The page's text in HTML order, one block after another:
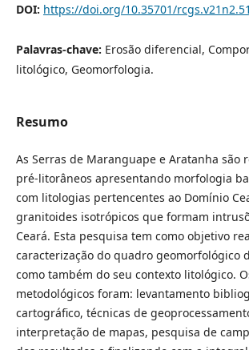
DOI: https://doi.org/10.35701/
Palavras-chave: Erosão diferencial,
litológico, Geomorfologia.
Resumo
As Serras de Maranguape e Aratanha são
pré-litorâneos apresentando morfologia
com litologias pertencentes ao Domínio
granitoides isotrópicos que formam
Ceará. Esta pesquisa tem como objetivo
caracterização do quadro geomorfológico
como também do seu contexto litológico.
metodológicos foram: levantamento
cartográfico, técnicas de
interpretação de mapas, pesquisa de